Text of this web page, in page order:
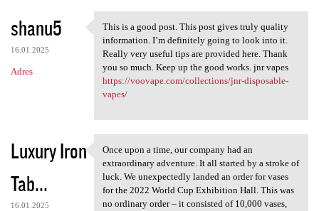
shanu5
16.01.2025
Adres
This is a good post. This
This is a good post. This post gives truly quality
information. I’m definitely going to look into it.
Really very useful tips are provided here. Thank
you so much. Keep up the good works. jnr vapes
https://voovape.com/collections/jnr-disposable-
vapes/
Luxury Iron
Tab...
16.01.2025
Once upon a time, our company
Once upon a time, our company had an
extraordinary adventure. It all started by a stroke of
luck. We unexpectedly landed an order for vases
for the 2022 World Cup Exhibition Hall. This was
no ordinary order – it consisted of 10,000 vases,